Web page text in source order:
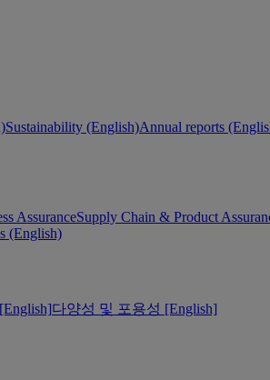
Sustainability (English)Annual reports
AssuranceSupply Chain & Product
(English)
다양성 및 포용성 [English]